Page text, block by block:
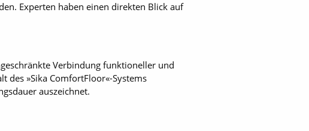
Experten haben einen direkten Blick auf
Verbindung funktioneller und
des »Sika ComfortFloor«-Systems
auszeichnet.